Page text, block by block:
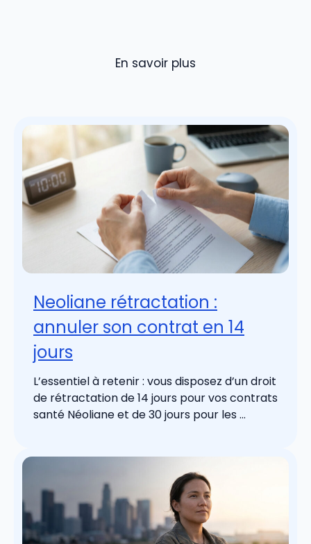
En savoir plus
Neoliane rétractation :
annuler son contrat en 14
jours
L’essentiel à retenir : vous disposez d’un droit
de rétractation de 14 jours pour vos contrats
santé Néoliane et de 30 jours pour les ...